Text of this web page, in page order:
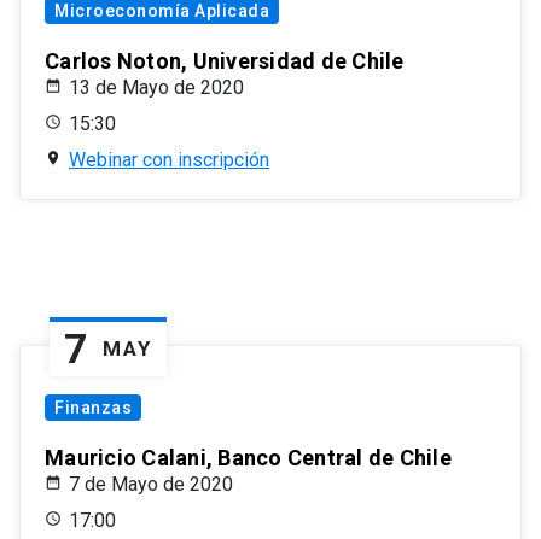
Microeconomía Aplicada
Carlos Noton, Universidad de Chile
13 de Mayo de 2020
15:30
Webinar con inscripción
7 MAY
Finanzas
Mauricio Calani, Banco Central de Chile
7 de Mayo de 2020
17:00